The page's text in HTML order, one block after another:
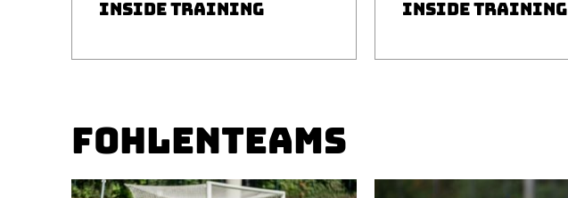
INSIDE TRAINING INSIDE TRAINING
FOHLENTEAMS